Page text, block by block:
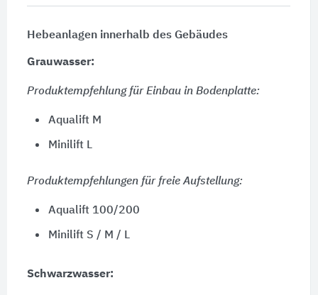
Hebeanlagen innerhalb des Gebäudes
Grauwasser:
Produktempfehlung für Einbau in Bodenplatte:
Aqualift M
Minilift L
Produktempfehlungen für freie Aufstellung:
Aqualift 100/200
Minilift S / M / L
Schwarzwasser: